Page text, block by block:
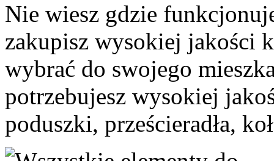
Nie wiesz gdzie
zakupisz wysokiej jakości
wybrać do swojego
potrzebujesz wysokiej
poduszki, prześcieradła,